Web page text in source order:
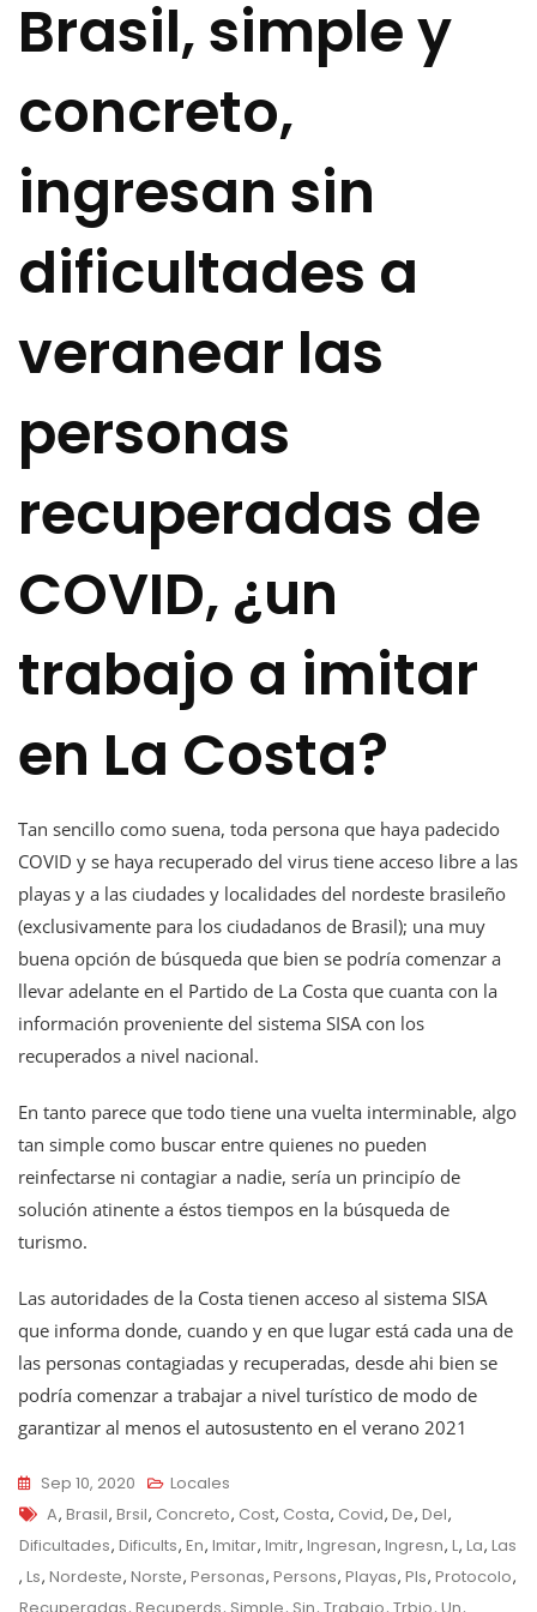
Brasil, simple y
concreto,
ingresan sin
dificultades a
veranear las
personas
recuperadas de
COVID, ¿un
trabajo a imitar
en La Costa?
Tan sencillo como suena, toda persona que haya padecido
COVID y se haya recuperado del virus tiene acceso libre a las
playas y a las ciudades y localidades del nordeste brasileño
(exclusivamente para los ciudadanos de Brasil); una muy
buena opción de búsqueda que bien se podría comenzar a
llevar adelante en el Partido de La Costa que cuanta con la
información proveniente del sistema SISA con los
recuperados a nivel nacional.
En tanto parece que todo tiene una vuelta interminable, algo
tan simple como buscar entre quienes no pueden
reinfectarse ni contagiar a nadie, sería un principío de
solución atinente a éstos tiempos en la búsqueda de
turismo.
Las autoridades de la Costa tienen acceso al sistema SISA
que informa donde, cuando y en que lugar está cada una de
las personas contagiadas y recuperadas, desde ahi bien se
podría comenzar a trabajar a nivel turístico de modo de
garantizar al menos el autosustento en el verano 2021
Sep 10, 2020
Locales
Tags
A, Brasil, Brsil, Concreto, Cost, Costa, Covid, De, Del,
Dificultades, Dificults, En, Imitar, Imitr, Ingresan, Ingresn, L, La, Las
, Ls, Nordeste, Norste, Personas, Persons, Playas, Pls, Protocolo,
Recuperadas, Recuperds, Simple, Sin, Trabajo, Trbjo, Un,